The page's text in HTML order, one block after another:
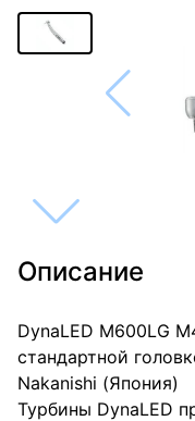
Описание
DynaLED M600LG
стандартной
Nakanishi (Япония)
Турбины DynaLED